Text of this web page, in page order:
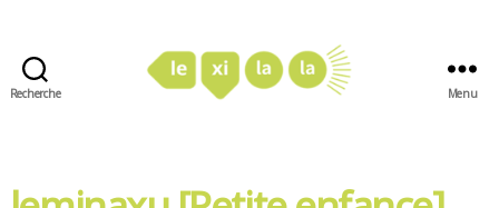
Recherche Menu